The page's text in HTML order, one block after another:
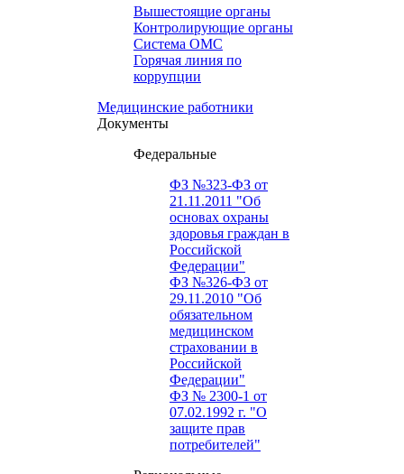
Вышестоящие органы
Контролирующие органы
Система ОМС
Горячая линия по
коррупции
Медицинские работники
Документы
Федеральные
ФЗ №323-ФЗ от
21.11.2011 "Об
основах охраны
здоровья граждан в
Российской
Федерации"
ФЗ №326-ФЗ от
29.11.2010 "Об
обязательном
медицинском
страховании в
Российской
Федерации"
ФЗ № 2300-1 от
07.02.1992 г. "О
защите прав
потребителей"